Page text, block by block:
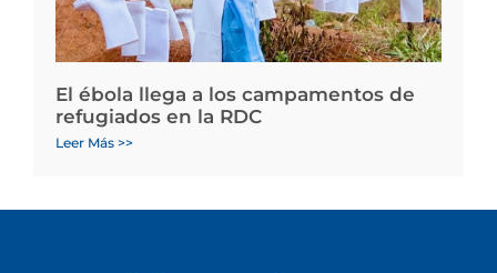
El ébola llega a los campamentos de
refugiados en la RDC
Leer Más >>